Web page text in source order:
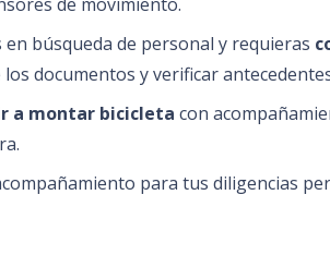
en búsqueda de personal y requieras
los documentos y verificar
a montar bicicleta con
para tus diligencias